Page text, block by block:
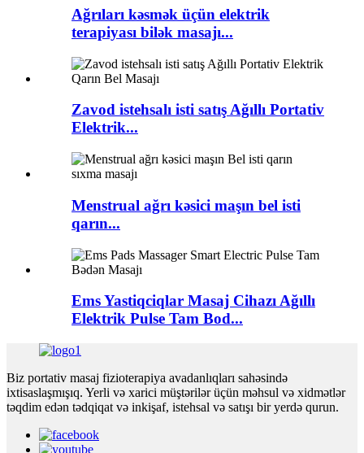
Ağrıları kəsmək üçün elektrik
terapiyası bilək masajı...
Zavod istehsalı isti satış Ağıllı Portativ
Elektrik...
Menstrual ağrı kəsici maşın bel isti
qarın...
Ems Yastiqciqlar Masaj Cihazı Ağıllı
Elektrik Pulse Tam Bod...
Biz portativ masaj fizioterapiya avadanlıqları sahəsində
ixtisaslaşmışıq. Yerli və xarici müştərilər üçün məhsul və xidmətlər
təqdim edən tədqiqat və inkişaf, istehsal və satışı bir yerdə qurun.